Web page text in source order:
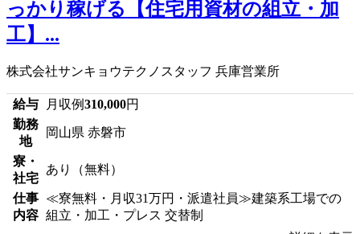
っかり稼げる【住宅用資材の組立・加
工】...
株式会社サンキョウテクノスタッフ 兵庫営業所
給与 月収例310,000円
勤務
地
岡山県 赤磐市
寮・
社宅
あり（無料）
仕事
内容
≪寮無料・月収31万円・派遣社員≫建築系工場での
組立・加工・プレス 交替制